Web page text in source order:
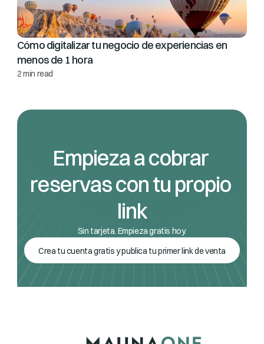
Cómo digitalizar tu negocio de experiencias en
menos de 1 hora
2 min read
Empieza a cobrar
reservas con tu propio
link
Sin tarjeta. Empieza gratis hoy.
Crea tu cuenta gratis y publica tu primer link de venta